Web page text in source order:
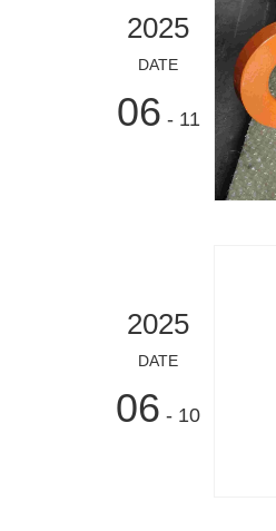
2025
DATE
06 - 11
2025
DATE
06 - 10